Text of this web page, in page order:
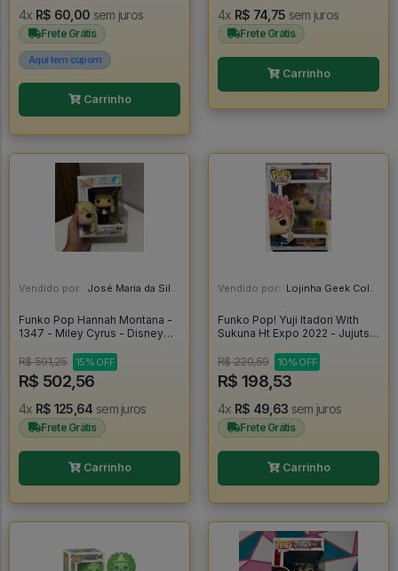
4x R$ 60,00 sem juros
Frete Grátis
Aqui tem cupom
Carrinho
4x R$ 74,75 sem juros
Frete Grátis
Carrinho
Vendido por: José Maria da Silva Junior - AL
Funko Pop Hannah Montana -
1347 - Miley Cyrus - Disney
R$ 591,25 15% OFF
R$ 502,56
4x R$ 125,64 sem juros
Frete Grátis
Carrinho
Vendido por: Lojinha Geek Colecionáveis - DF
Funko Pop! Yuji Itadori With
Sukuna Ht Expo 2022 - Jujutsu
R$ 220,59
10% OFF
R$ 198,53
4x R$ 49,63 sem juros
Frete Grátis
Carrinho